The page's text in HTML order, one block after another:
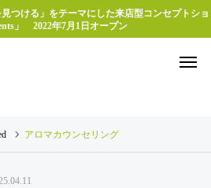
つける」をテーマにした来店型コンセプトショ
」 2022年7月1日オープン
アロマカウンセリング